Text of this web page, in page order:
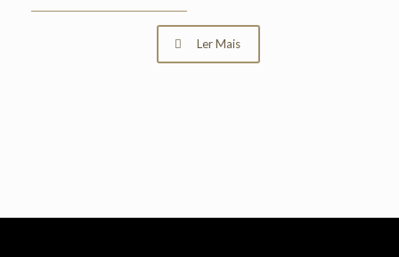
Ler Mais